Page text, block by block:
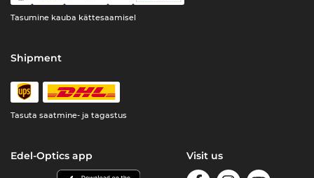
Tasumine kauba kättesaamisel
Shipment
Tasuta saatmine- ja tagastus
Edel-Optics app Visit us